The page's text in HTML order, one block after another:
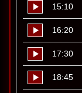
15:10
16:20
17:30
18:45